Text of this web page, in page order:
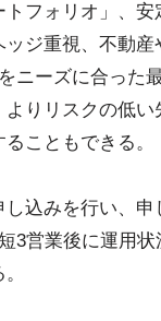
フォリオ」、安
ジ重視、不動産
ニーズに合った
りリスクの低い
こともできる。
込みを行い、申
3営業後に運用状